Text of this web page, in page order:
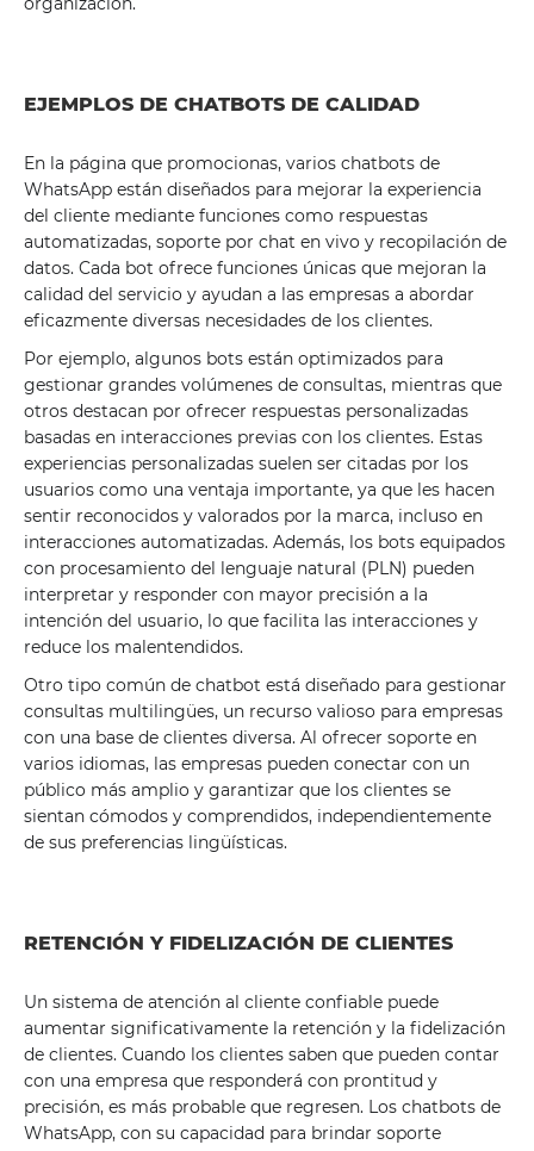
EJEMPLOS DE CHATBOTS DE CALIDAD
En la página que promocionas, varios chatbots de
WhatsApp están diseñados para mejorar la experiencia
del cliente mediante funciones como respuestas
automatizadas, soporte por chat en vivo y recopilación de
datos. Cada bot ofrece funciones únicas que mejoran la
calidad del servicio y ayudan a las empresas a abordar
eficazmente diversas necesidades de los clientes.
Por ejemplo, algunos bots están optimizados para
gestionar grandes volúmenes de consultas, mientras que
otros destacan por ofrecer respuestas personalizadas
basadas en interacciones previas con los clientes. Estas
experiencias personalizadas suelen ser citadas por los
usuarios como una ventaja importante, ya que les hacen
sentir reconocidos y valorados por la marca, incluso en
interacciones automatizadas. Además, los bots equipados
con procesamiento del lenguaje natural (PLN) pueden
interpretar y responder con mayor precisión a la
intención del usuario, lo que facilita las interacciones y
reduce los malentendidos.
Otro tipo común de chatbot está diseñado para gestionar
consultas multilingües, un recurso valioso para empresas
con una base de clientes diversa. Al ofrecer soporte en
varios idiomas, las empresas pueden conectar con un
público más amplio y garantizar que los clientes se
sientan cómodos y comprendidos, independientemente
de sus preferencias lingüísticas.
RETENCIÓN Y FIDELIZACIÓN DE CLIENTES
Un sistema de atención al cliente confiable puede
aumentar significativamente la retención y la fidelización
de clientes. Cuando los clientes saben que pueden contar
con una empresa que responderá con prontitud y
precisión, es más probable que regresen. Los chatbots de
WhatsApp, con su capacidad para brindar soporte